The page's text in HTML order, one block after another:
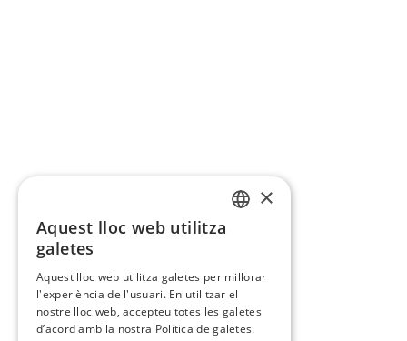
×
Aquest lloc web utilitza
galetes
Aquest lloc web utilitza galetes per millorar
l'experiència de l'usuari. En utilitzar el
nostre lloc web, accepteu totes les galetes
d’acord amb la nostra Política de galetes.